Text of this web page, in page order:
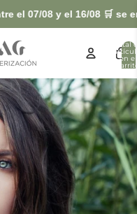
07/08 y el 16/08 🛒 se
Total
en el